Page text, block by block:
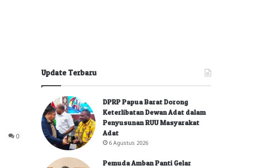
0
Update Terbaru
DPRP Papua Barat Dorong
Keterlibatan Dewan Adat dalam
Penyusunan RUU Masyarakat
Adat
6 Agustus 2026
Pemuda Amban Panti Gelar